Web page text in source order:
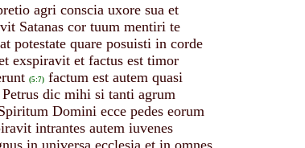
agri conscia uxore sua et
Satanas cor tuum mentiri te
potestate quare posuisti in corde
exspiravit et factus est timor
(5:7) factum est autem quasi
dic mihi si tanti agrum
Domini ecce pedes eorum
intrantes autem iuvenes
in universa ecclesia et in omnes